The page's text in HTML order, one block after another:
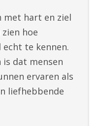
met hart en ziel
hoe
echt te kennen.
dat mensen
ervaren als
liefhebbende